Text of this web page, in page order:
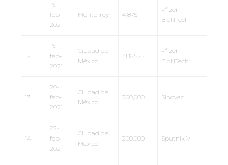
11
16-
feb-
2021
Monterrey 4,875
Pfizer-
BioNTech
12
16-
feb-
2021
Ciudad de
México
486,525
Pfizer-
BioNTech
13
20-
feb-
2021
Ciudad de
México
200,000 Sinovac
14
22-
feb-
2021
Ciudad de
México
200,000 Sputnik V